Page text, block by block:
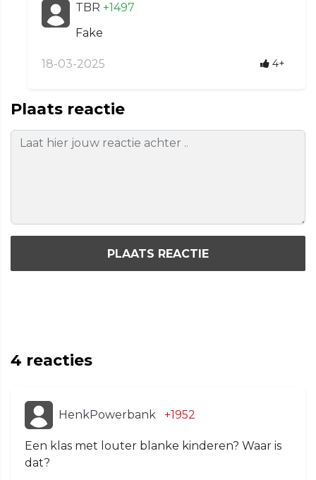
TBR +1497
Fake
18-03-2025 4+
Plaats reactie
PLAATS REACTIE
4 reacties
HenkPowerbank +1952
Een klas met louter blanke kinderen? Waar is
dat?